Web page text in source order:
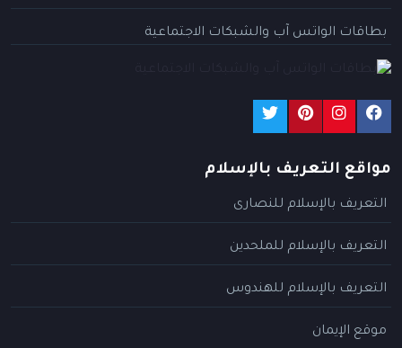
بطاقات الواتس آب والشبكات الاجتماعية
مواقع التعريف بالإسلام
التعريف بالإسلام للنصارى
التعريف بالإسلام للملحدين
التعريف بالإسلام للهندوس
موقع الإيمان